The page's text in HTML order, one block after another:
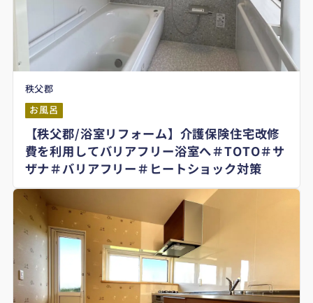
秩父郡
お風呂
【秩父郡/浴室リフォーム】介護保険住宅改修
費を利用してバリアフリー浴室へ＃TOTO＃サ
ザナ＃バリアフリー＃ヒートショック対策